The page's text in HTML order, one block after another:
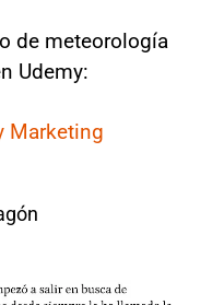
de meteorología
Udemy:
Marketing